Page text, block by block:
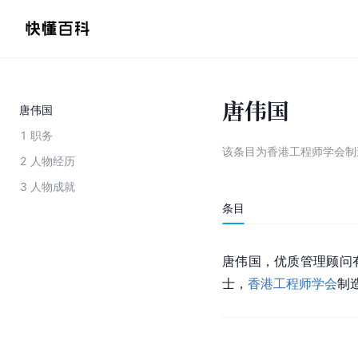
唐伟国
1 职务
2 人物经历
3 人物成就
唐伟国
该条目为香港工程师学会
条目
唐伟国，优质管理顾
士， 香港工程师学会制